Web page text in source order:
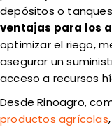
depósitos o
ventajas para los
optimizar el riego,
asegurar un
acceso a recursos
Desde Rinoagro,
productos agrícolas